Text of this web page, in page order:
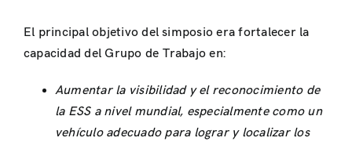
El principal objetivo del simposio era fortalecer la
capacidad del Grupo de Trabajo en:
Aumentar la visibilidad y el reconocimiento de
la ESS a nivel mundial, especialmente como un
vehículo adecuado para lograr y localizar los